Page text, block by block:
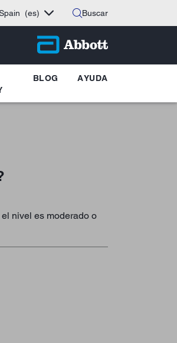
(es) Buscar
BLOG AYUDA
nivel es moderado o